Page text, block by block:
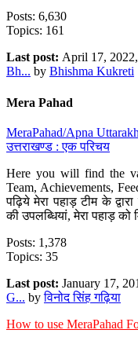
Posts: 6,630
Topics: 161
Last post: April 17,
Bh... by Bhishma Kukreti
Mera Pahad
MeraPahad/Apna
उत्तराखण्ड : एक परिचय
Here you will find the
Team, Achievements,
पढ़िये मेरा पहाड़ टीम के
की उपलब्धियां, मेरा पहाड़ को
Posts: 1,378
Topics: 35
Last post: January 17,
G... byविनोद सिंह गढ़िया
How to use MeraPahad